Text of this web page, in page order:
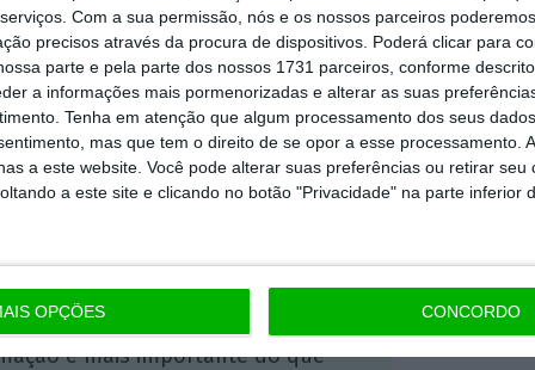
Com a sua permissão, nós e os nossos parceiros
precisos através da procura de dispositivos. Poderá clicar para
parte e pela parte dos nossos 1731 parceiros, conforme
a informações mais pormenorizadas e alterar as suas
Tenha em atenção que algum processamento dos seus
mas que tem o direito de se opor a esse processamento.
a este website. Você pode alterar suas preferências ou retirar seu
a este site e clicando no botão "Privacidade" na parte inferior
OPÇÕES CONCORDO
A Comissão tem até 15 de
https://eco.sapo.pt/2025/07/15/provedora-de-justica-europeia-analisa-mudancas-em-regras-de-sustentabilidade-para-as-empresas/ Copiar
Premium
é mais importante do que